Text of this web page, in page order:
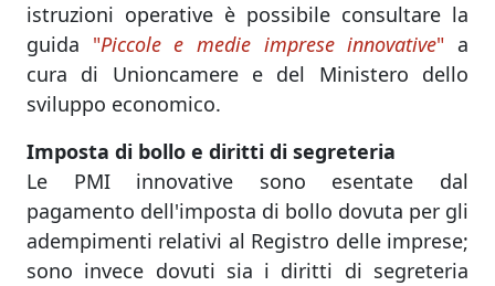
istruzioni operative è possibile consultare la
guida "Piccole e medie imprese innovative" a
cura di Unioncamere e del Ministero dello
sviluppo economico.
Imposta di bollo e diritti di segreteria
Le PMI innovative sono esentate dal
pagamento dell'imposta di bollo dovuta per gli
adempimenti relativi al Registro delle imprese;
sono invece dovuti sia i diritti di segreteria